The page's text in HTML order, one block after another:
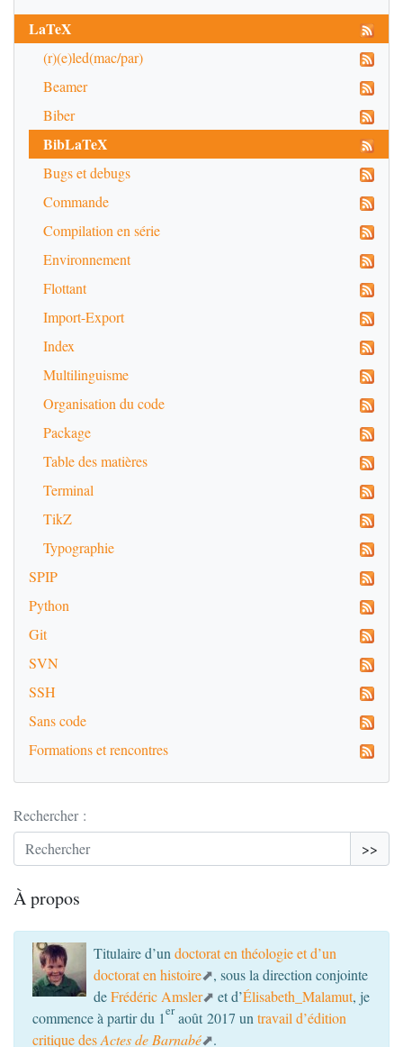
LaTeX
(r)(e)led(mac/par)
Beamer
Biber
BibLaTeX
Bugs et debugs
Commande
Compilation en série
Environnement
Flottant
Import-Export
Index
Multilinguisme
Organisation du code
Package
Table des matières
Terminal
TikZ
Typographie
SPIP
Python
Git
SVN
SSH
Sans code
Formations et rencontres
Rechercher :
>>
À propos
Titulaire d’un doctorat en théologie et d’un
doctorat en histoire
, sous la direction conjointe
deFrédéric Amsler et d’Élisabeth_Malamut, je
commence à partir du 1er août 2017 un travail d’édition
critique desActes de Barnabé .